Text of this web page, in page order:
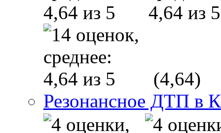
(4,64)
Резонансное ДТП в